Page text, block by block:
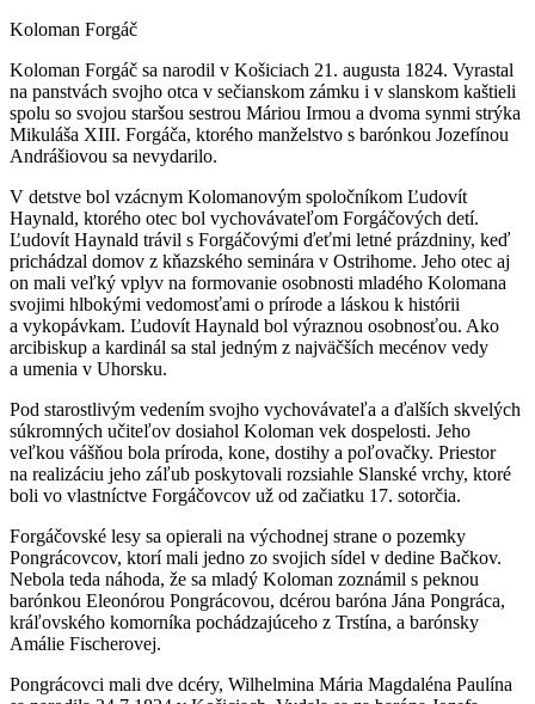
Koloman Forgáč
Koloman Forgáč sa narodil v Košiciach 21. augusta 1824. Vyrastal
na panstvách svojho otca v sečianskom zámku i v slanskom kaštieli
spolu so svojou staršou sestrou Máriou Irmou a dvoma synmi strýka
Mikuláša XIII. Forgáča, ktorého manželstvo s barónkou Jozefínou
Andrášiovou sa nevydarilo.
V detstve bol vzácnym Kolomanovým spoločníkom Ľudovít
Haynald, ktorého otec bol vychovávateľom Forgáčových detí.
Ľudovít Haynald trávil s Forgáčovými ďeťmi letné prázdniny, keď
prichádzal domov z kňazského seminára v Ostrihome. Jeho otec aj
on mali veľký vplyv na formovanie osobnosti mladého Kolomana
svojimi hlbokými vedomosťami o prírode a láskou k histórii
a vykopávkam. Ľudovít Haynald bol výraznou osobnosťou. Ako
arcibiskup a kardinál sa stal jedným z najväčších mecénov vedy
a umenia v Uhorsku.
Pod starostlivým vedením svojho vychovávateľa a ďalších skvelých
súkromných učiteľov dosiahol Koloman vek dospelosti. Jeho
veľkou vášňou bola príroda, kone, dostihy a poľovačky. Priestor
na realizáciu jeho záľub poskytovali rozsiahle Slanské vrchy, ktoré
boli vo vlastníctve Forgáčovcov už od začiatku 17. sotorčia.
Forgáčovské lesy sa opierali na východnej strane o pozemky
Pongrácovcov, ktorí mali jedno zo svojich sídel v dedine Bačkov.
Nebola teda náhoda, že sa mladý Koloman zoznámil s peknou
barónkou Eleonórou Pongrácovou, dcérou baróna Jána Pongráca,
kráľovského komorníka pochádzajúceho z Trstína, a barónsky
Amálie Fischerovej.
Pongrácovci mali dve dcéry, Wilhelmina Mária Magdaléna Paulína